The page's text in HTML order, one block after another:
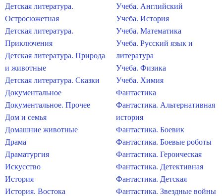
Детская литература.
Остросюжетная
Детская литература.
Приключения
Детская литература. Природа
и животные
Детская литература. Сказки
Документальное
Документальное. Прочее
Дом и семья
Домашние животные
Драма
Драматургия
Искусство
История
История. Востока
Учеба. Английский
Учеба. История
Учеба. Математика
Учеба. Русский язык и
литература
Учеба. Физика
Учеба. Химия
Фантастика
Фантастика. Альтернативная
история
Фантастика. Боевик
Фантастика. Боевые роботы
Фантастика. Героическая
Фантастика. Детективная
Фантастика. Детская
Фантастика. Звездные войны